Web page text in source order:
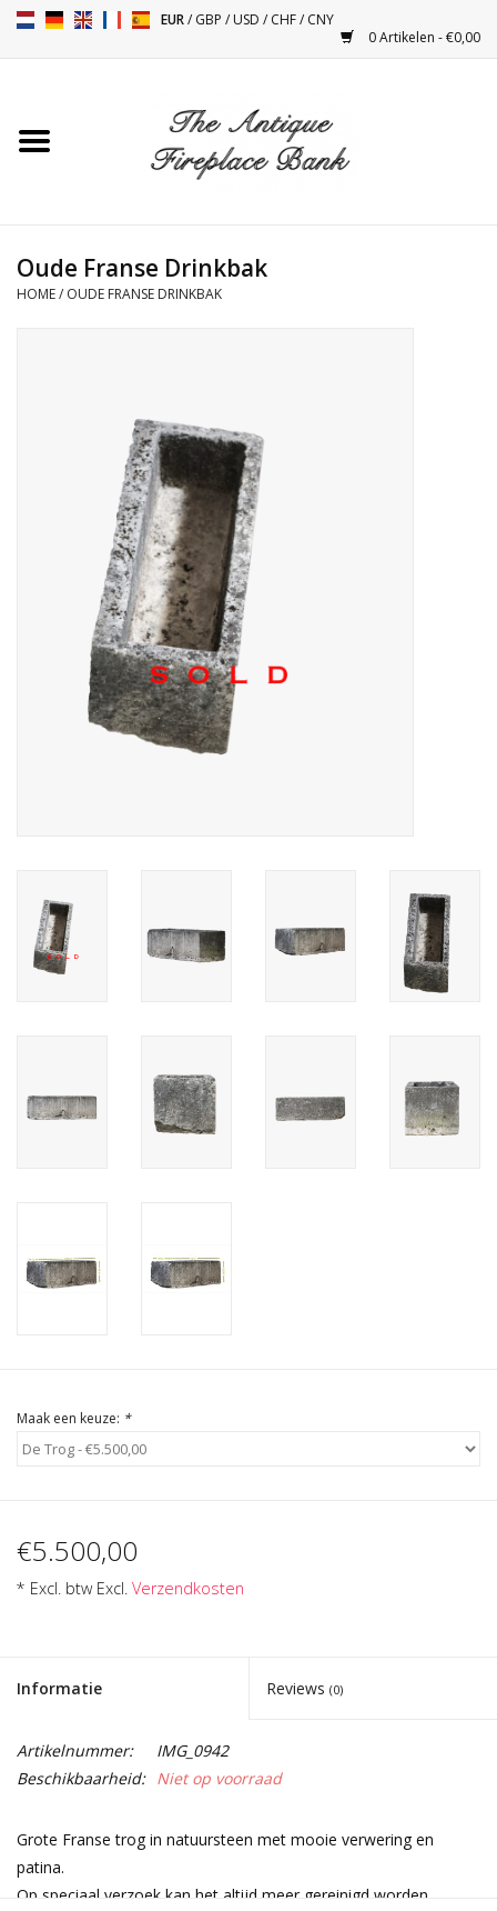
EUR/GBP /USD /CHF/CNY
0 Artikelen - €0,00
Toebehoren
Antiquiteiten en Vintage
Decoratieve Outdoor
Vloeren - Steen, Terra Cotta
& Marmer
AI-Ready Database
Login
Oude Franse Drinkbak
HOME/ OUDE FRANSE DRINKBAK
Maak een keuze: *
€5.500,00
* Excl. btw Excl. Verzendkosten
Informatie Reviews (0)
Artikelnummer:
IMG_0942
Beschikbaarheid: Niet op voorraad
Grote Franse trog in natuursteen met mooie verwering en
patina.
Op speciaal verzoek kan het altijd meer gereinigd worden.